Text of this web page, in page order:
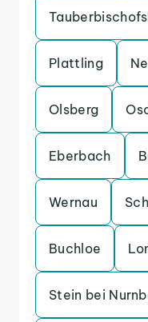
Plattling
Olsberg
Eberbach
Wernau
Buchloe
Stein bei